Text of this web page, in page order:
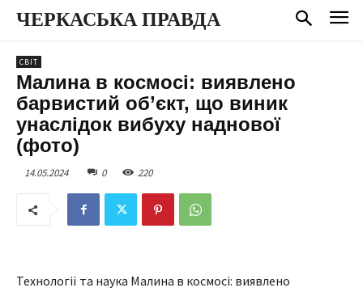
ЧЕРКАСЬКА ПРАВДА
СВІТ
Малина в космосі: виявлено
барвистий об’єкт, що виник
унаслідок вибуху наднової
(фото)
14.05.2024 0 220
Технології та наука Малина в космосі: виявлено